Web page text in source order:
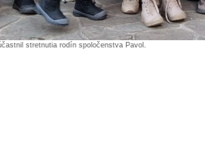
stretnutia rodín spoločenstva Pavol.